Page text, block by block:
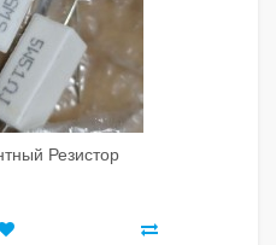
Резистор